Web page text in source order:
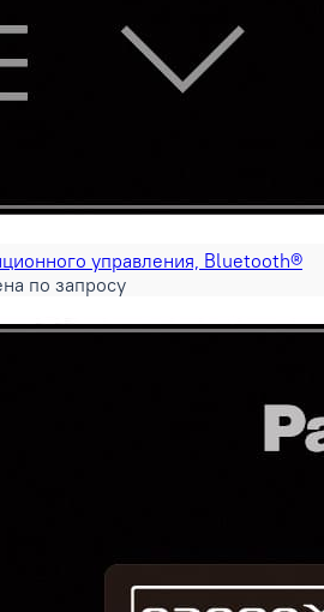
управления, Bluetooth®
по запросу